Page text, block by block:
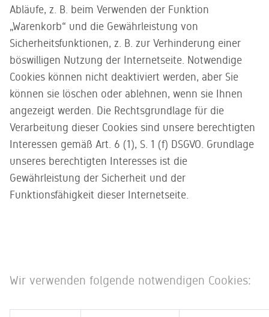
Abläufe, z. B. beim Verwenden der Funktion
„Warenkorb“ und die Gewährleistung von
Sicherheitsfunktionen, z. B. zur Verhinderung einer
böswilligen Nutzung der Internetseite. Notwendige
Cookies können nicht deaktiviert werden, aber Sie
können sie löschen oder ablehnen, wenn sie Ihnen
angezeigt werden. Die Rechtsgrundlage für die
Verarbeitung dieser Cookies sind unsere berechtigten
Interessen gemäß Art. 6 (1), S. 1 (f) DSGVO. Grundlage
unseres berechtigten Interesses ist die
Gewährleistung der Sicherheit und der
Funktionsfähigkeit dieser Internetseite.
Wir verwenden folgende notwendigen Cookies: